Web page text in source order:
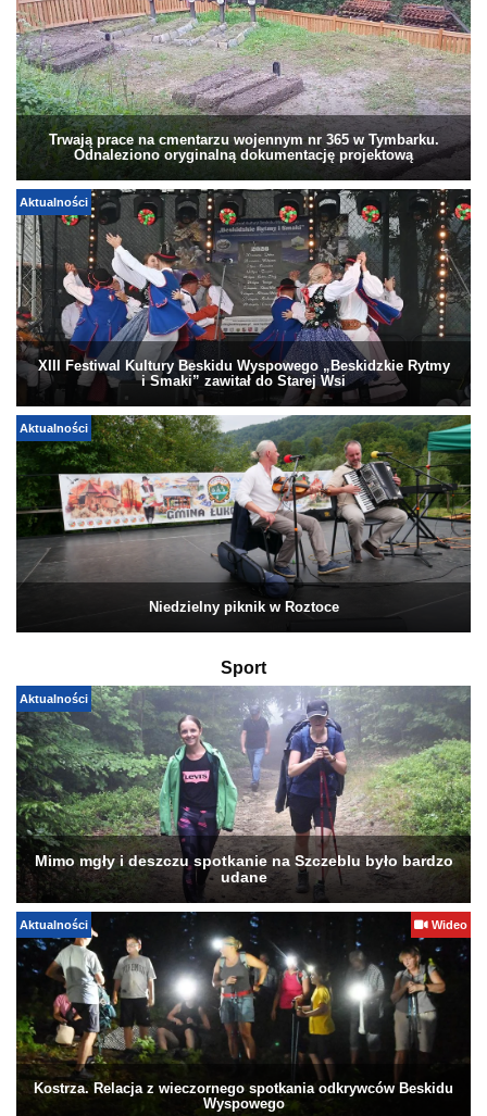
Trwają prace na cmentarzu wojennym nr 365 w Tymbarku.
Odnaleziono oryginalną dokumentację projektową
Aktualności
XIII Festiwal Kultury Beskidu Wyspowego „Beskidzkie Rytmy
i Smaki” zawitał do Starej Wsi
Aktualności
Niedzielny piknik w Roztoce
Sport
Aktualności
Mimo mgły i deszczu spotkanie na Szczeblu było bardzo
udane
Aktualności Wideo
Kostrza. Relacja z wieczornego spotkania odkrywców Beskidu
Wyspowego